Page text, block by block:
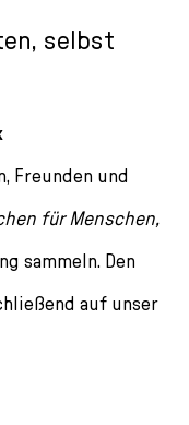
selbst
Freunden und
für Menschen,
sammeln. Den
auf unser